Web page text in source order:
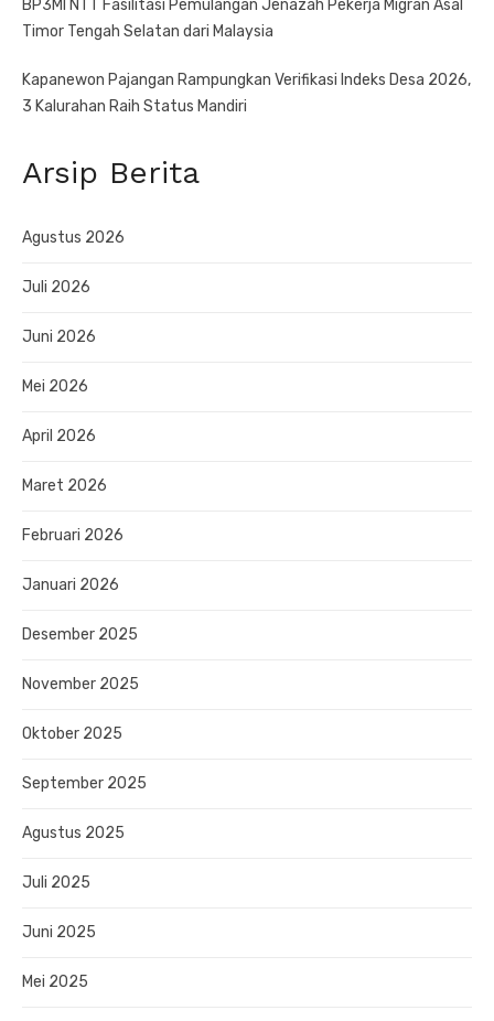
BP3MI NTT Fasilitasi Pemulangan Jenazah Pekerja Migran Asal
Timor Tengah Selatan dari Malaysia
Kapanewon Pajangan Rampungkan Verifikasi Indeks Desa 2026,
3 Kalurahan Raih Status Mandiri
Arsip Berita
Agustus 2026
Juli 2026
Juni 2026
Mei 2026
April 2026
Maret 2026
Februari 2026
Januari 2026
Desember 2025
November 2025
Oktober 2025
September 2025
Agustus 2025
Juli 2025
Juni 2025
Mei 2025